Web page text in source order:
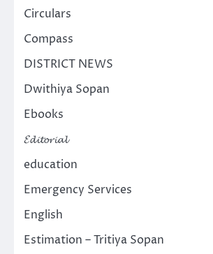
Circulars
Compass
DISTRICT NEWS
Dwithiya Sopan
Ebooks
𝓔𝓭𝓲𝓽𝓸𝓻𝓲𝓪𝓵
education
Emergency Services
English
Estimation – Tritiya Sopan